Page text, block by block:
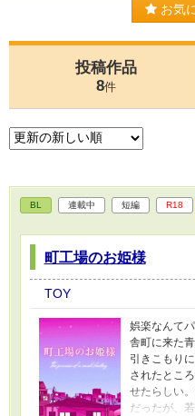
お気
投稿作品
8件
BL 連載中 短編 R18
町工場のお姫様
TOY
娯楽なんて
舎町に来た
引きこもり
されたとこ
せたらしい
だったが、